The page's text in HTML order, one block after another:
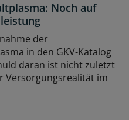
Noch auf
der
in den GKV-Katalog
daran ist nicht zuletzt
Versorgungsrealität im